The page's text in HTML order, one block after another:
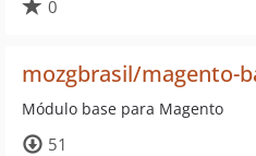
0
mozgbrasil/magento-
Módulo base para Magento
51